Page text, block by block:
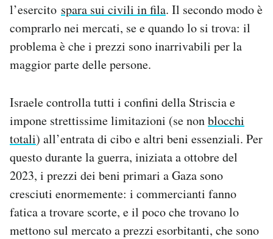
l’esercito spara sui civili in fila. Il secondo modo è
comprarlo nei mercati, se e quando lo si trova: il
problema è che i prezzi sono inarrivabili per la
maggior parte delle persone.
Israele controlla tutti i confini della Striscia e
impone strettissime limitazioni (se nonblocchi
totali) all’entrata di cibo e altri beni essenziali. Per
questo durante la guerra, iniziata a ottobre del
2023, i prezzi dei beni primari a Gaza sono
cresciuti enormemente: i commercianti fanno
fatica a trovare scorte, e il poco che trovano lo
mettono sul mercato a prezzi esorbitanti, che sono